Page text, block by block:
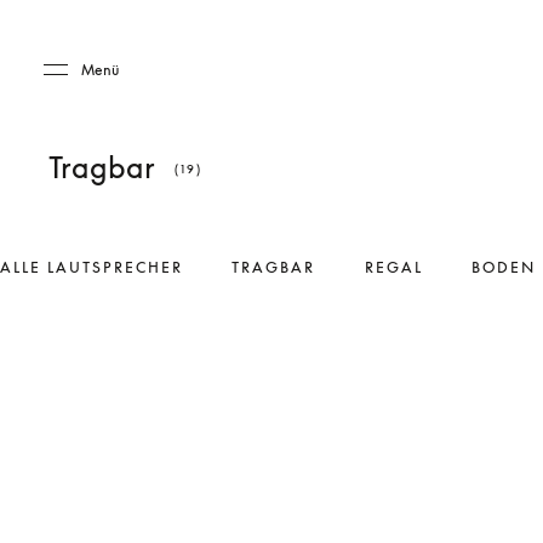
Menü
Tragbar (19)
ALLE LAUTSPRECHER TRAGBAR REGAL BODEN